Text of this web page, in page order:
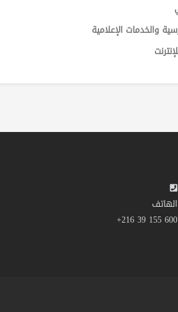
الهاتف
600 155 39 216+